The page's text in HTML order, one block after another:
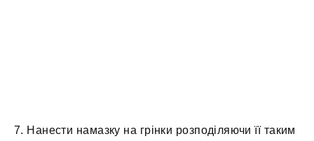
7. Нанести намазку на грінки розподіляючи її таким